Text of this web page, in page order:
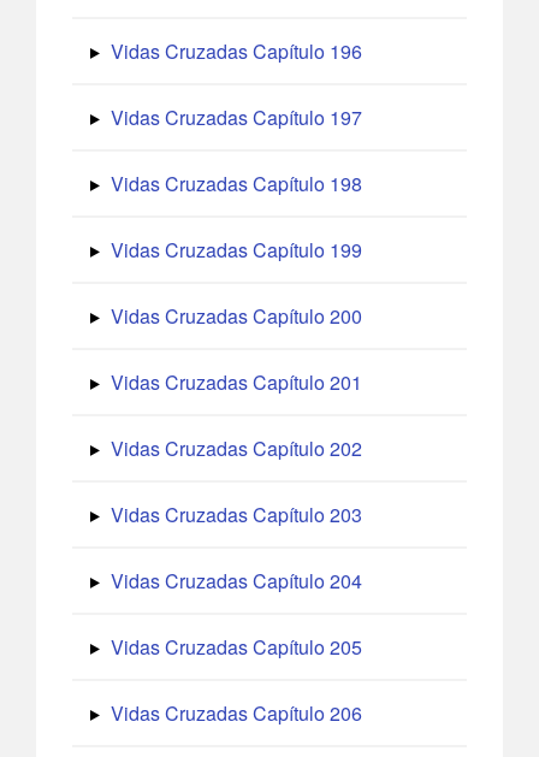
Vidas Cruzadas Capítulo 196
Vidas Cruzadas Capítulo 197
Vidas Cruzadas Capítulo 198
Vidas Cruzadas Capítulo 199
Vidas Cruzadas Capítulo 200
Vidas Cruzadas Capítulo 201
Vidas Cruzadas Capítulo 202
Vidas Cruzadas Capítulo 203
Vidas Cruzadas Capítulo 204
Vidas Cruzadas Capítulo 205
Vidas Cruzadas Capítulo 206